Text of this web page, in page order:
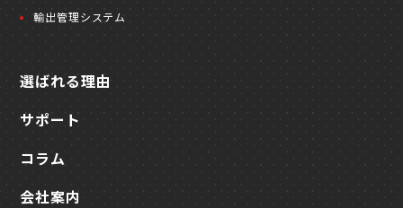
輸出管理システム
選ばれる理由
サポート
コラム
会社案内